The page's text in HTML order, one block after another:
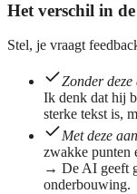
Het verschil in
Stel, je vraagt
Zonder deze
Ik denk dat hij
sterke tekst is,
Met deze
zwakke punten
→ De AI geeft
onderbouwing.